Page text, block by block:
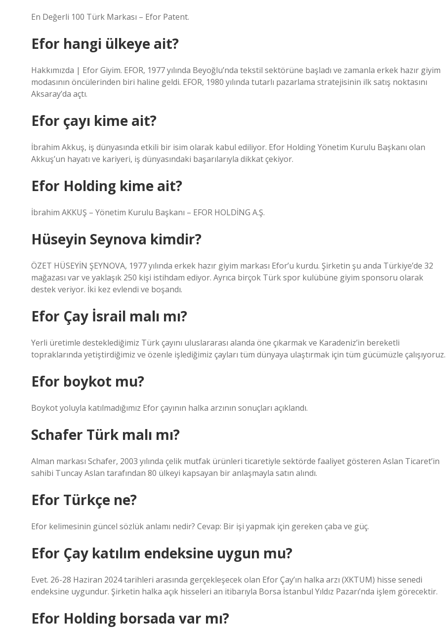
En Değerli 100 Türk Markası – Efor Patent.
Efor hangi ülkeye ait?
Hakkımızda | Efor Giyim. EFOR, 1977 yılında Beyoğlu’nda tekstil sektörüne başladı ve zamanla erkek hazır giyim
modasının öncülerinden biri haline geldi. EFOR, 1980 yılında tutarlı pazarlama stratejisinin ilk satış noktasını
Aksaray’da açtı.
Efor çayı kime ait?
İbrahim Akkuş, iş dünyasında etkili bir isim olarak kabul ediliyor. Efor Holding Yönetim Kurulu Başkanı olan
Akkuş’un hayatı ve kariyeri, iş dünyasındaki başarılarıyla dikkat çekiyor.
Efor Holding kime ait?
İbrahim AKKUŞ – Yönetim Kurulu Başkanı – EFOR HOLDİNG A.Ş.
Hüseyin Seynova kimdir?
ÖZET HÜSEYİN ŞEYNOVA, 1977 yılında erkek hazır giyim markası Efor’u kurdu. Şirketin şu anda Türkiye’de 32
mağazası var ve yaklaşık 250 kişi istihdam ediyor. Ayrıca birçok Türk spor kulübüne giyim sponsoru olarak
destek veriyor. İki kez evlendi ve boşandı.
Efor Çay İsrail malı mı?
Yerli üretimle desteklediğimiz Türk çayını uluslararası alanda öne çıkarmak ve Karadeniz’in bereketli
topraklarında yetiştirdiğimiz ve özenle işlediğimiz çayları tüm dünyaya ulaştırmak için tüm gücümüzle çalışıyoruz.
Efor boykot mu?
Boykot yoluyla katılmadığımız Efor çayının halka arzının sonuçları açıklandı.
Schafer Türk malı mı?
Alman markası Schafer, 2003 yılında çelik mutfak ürünleri ticaretiyle sektörde faaliyet gösteren Aslan Ticaret’in
sahibi Tuncay Aslan tarafından 80 ülkeyi kapsayan bir anlaşmayla satın alındı.
Efor Türkçe ne?
Efor kelimesinin güncel sözlük anlamı nedir? Cevap: Bir işi yapmak için gereken çaba ve güç.
Efor Çay katılım endeksine uygun mu?
Evet. 26-28 Haziran 2024 tarihleri ​​arasında gerçekleşecek olan Efor Çay’ın halka arzı (XKTUM) hisse senedi
endeksine uygundur. Şirketin halka açık hisseleri an itibarıyla Borsa İstanbul Yıldız Pazarı’nda işlem görecektir.
Efor Holding borsada var mı?